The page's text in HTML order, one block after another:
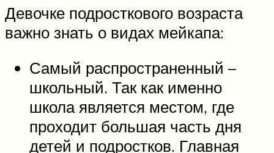
Девочке подросткового возраста
важно знать о видах мейкапа:
Самый распространенный –
школьный. Так как именно
школа является местом, где
проходит большая часть дня
детей и подростков. Главная